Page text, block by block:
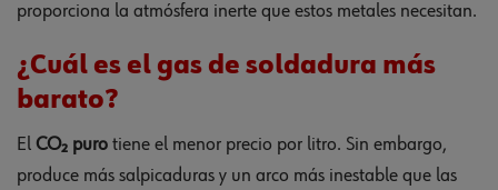
proporciona la atmósfera inerte que estos metales necesitan.
¿Cuál es el gas de soldadura más
barato?
El CO₂ puro tiene el menor precio por litro. Sin embargo,
produce más salpicaduras y un arco más inestable que las